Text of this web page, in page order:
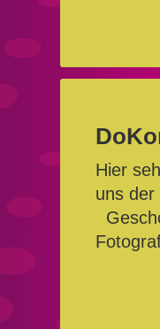
Hier
uns der